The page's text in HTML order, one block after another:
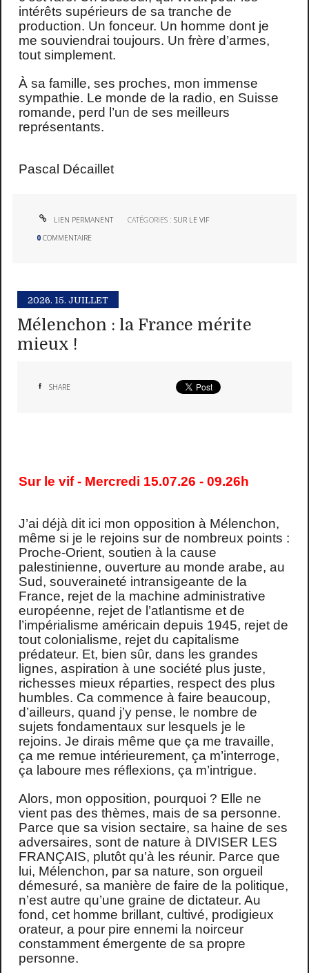
intérêts supérieurs de sa tranche de
production. Un fonceur. Un homme dont je
me souviendrai toujours. Un frère d’armes,
tout simplement.
À sa famille, ses proches, mon immense
sympathie. Le monde de la radio, en Suisse
romande, perd l’un de ses meilleurs
représentants.
Pascal Décaillet
LIEN PERMANENT CATÉGORIES :SUR LE VIF
0 COMMENTAIRE
2026. 15. JUILLET
Mélenchon : la France mérite
mieux !
SHARE
Sur le vif - Mercredi 15.07.26 - 09.26h
J’ai déjà dit ici mon opposition à Mélenchon,
même si je le rejoins sur de nombreux points :
Proche-Orient, soutien à la cause
palestinienne, ouverture au monde arabe, au
Sud, souveraineté intransigeante de la
France, rejet de la machine administrative
européenne, rejet de l’atlantisme et de
l’impérialisme américain depuis 1945, rejet de
tout colonialisme, rejet du capitalisme
prédateur. Et, bien sûr, dans les grandes
lignes, aspiration à une société plus juste,
richesses mieux réparties, respect des plus
humbles. Ca commence à faire beaucoup,
d’ailleurs, quand j’y pense, le nombre de
sujets fondamentaux sur lesquels je le
rejoins. Je dirais même que ça me travaille,
ça me remue intérieurement, ça m’interroge,
ça laboure mes réflexions, ça m’intrigue.
Alors, mon opposition, pourquoi ? Elle ne
vient pas des thèmes, mais de sa personne.
Parce que sa vision sectaire, sa haine de ses
adversaires, sont de nature à DIVISER LES
FRANÇAIS, plutôt qu’à les réunir. Parce que
lui, Mélenchon, par sa nature, son orgueil
démesuré, sa manière de faire de la politique,
n’est autre qu’une graine de dictateur. Au
fond, cet homme brillant, cultivé, prodigieux
orateur, a pour pire ennemi la noirceur
constamment émergente de sa propre
personne.